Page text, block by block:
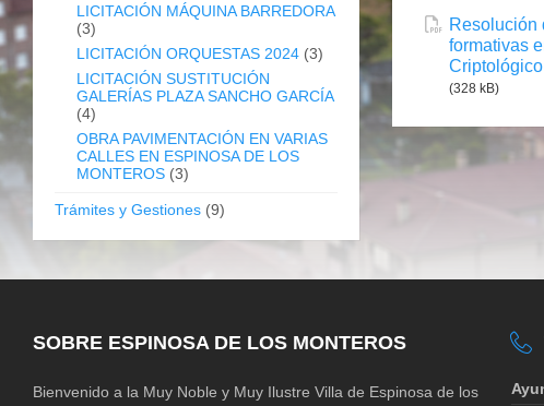
Resolución
formativas
(328 kB)
LICITACIÓN MÁQUINA BARREDORA
(3)
LICITACIÓN ORQUESTAS 2024 (3)
LICITACIÓN SUSTITUCIÓN
GALERÍAS PLAZA SANCHO GARCÍA
(4)
OBRA PAVIMENTACIÓN EN VARIAS
CALLES EN ESPINOSA DE LOS
MONTEROS (3)
Trámites y Gestiones (9)
SOBRE ESPINOSA DE LOS MONTEROS
Bienvenido a la Muy Noble y Muy Ilustre Villa de Espinosa de los